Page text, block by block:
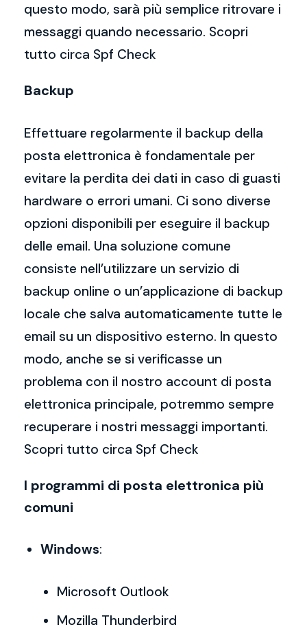
questo modo, sarà più semplice ritrovare i
messaggi quando necessario. Scopri
tutto circa Spf Check
Backup
Effettuare regolarmente il backup della
posta elettronica è fondamentale per
evitare la perdita dei dati in caso di guasti
hardware o errori umani. Ci sono diverse
opzioni disponibili per eseguire il backup
delle email. Una soluzione comune
consiste nell’utilizzare un servizio di
backup online o un’applicazione di backup
locale che salva automaticamente tutte le
email su un dispositivo esterno. In questo
modo, anche se si verificasse un
problema con il nostro account di posta
elettronica principale, potremmo sempre
recuperare i nostri messaggi importanti.
Scopri tutto circa Spf Check
I programmi di posta elettronica più
comuni
Windows:
Microsoft Outlook
Mozilla Thunderbird